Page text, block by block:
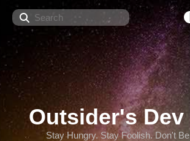
Search
Outsider's
Stay Hungry. Stay Foolish. Don't